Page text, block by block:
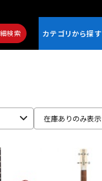
検索
在庫ありのみ表示